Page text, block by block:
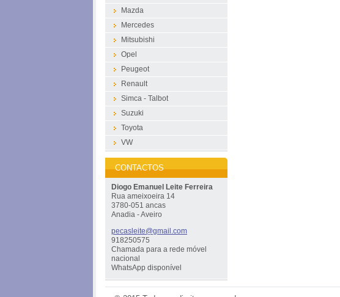
Mazda
Mercedes
Mitsubishi
Opel
Peugeot
Renault
Simca - Talbot
Suzuki
Toyota
VW
CONTACTOS
Diogo Emanuel Leite Ferreira
Rua ameixoeira 14
3780-051 ancas
Anadia - Aveiro
pecasleite@gmail .com
918250575
Chamada para a rede móvel
nacional
WhatsApp disponível